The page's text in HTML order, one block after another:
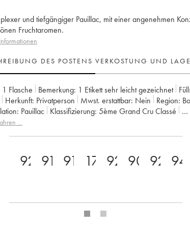
und tiefgängiger Pauillac, mit einer angenehmen
Fruchtaromen.
DES POSTENS VERKOSTUNG UND
1 Flasche Bemerkung: 1 Etikett sehr leicht gezeichnet
Herkunft: privatperson Mwst. erstattbar: nein Region:
Pauillac Klassifizierung:
5ème Grand Cru Classé
Famille Rothschild
…
92 91 91 17 92 90 92 94